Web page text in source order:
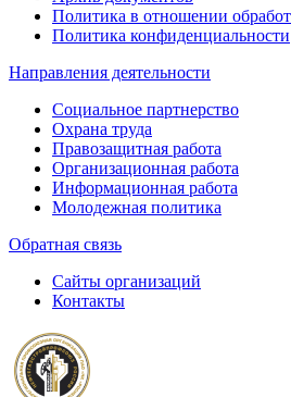
Политика в отношении
Политика конфиденциальности
Направления деятельности
Социальное партнерство
Охрана труда
Правозащитная работа
Организационная работа
Информационная работа
Молодежная политика
Обратная связь
Сайты организаций
Контакты